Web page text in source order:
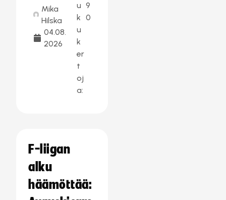
Mika
Hilska
04.08.
2026
u
k
u
k
er
t
oj
a:
9
0
F-liigan
alku
häämöttää: